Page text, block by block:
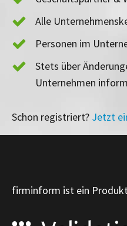
Alle
Personen im
Stets über
Unternehmen
Schon registriert? Jetzt
firminform ist ein